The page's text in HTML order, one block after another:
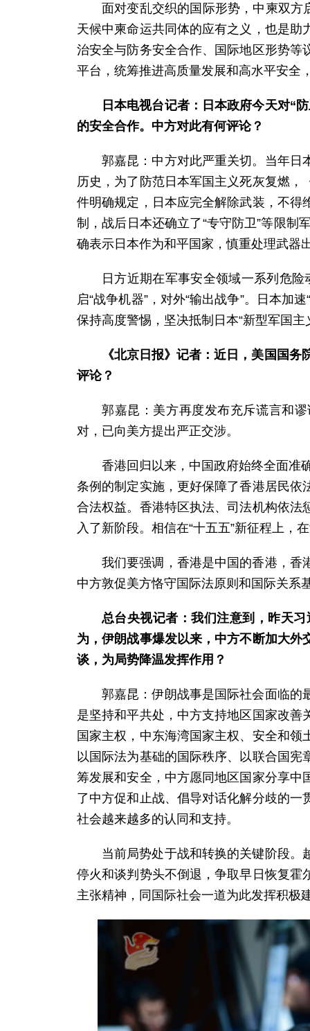
面对变乱交织的国际形势，中柬双方
天候中柬命运共同体的应有之义，也是
治安全与防务安全合作、国际地区形势
平台，统筹推进高质量发展和高水平安全
日本电视台记者：日本政府今天对“
的安全合作。中方对此有何评论？
郭嘉昆：中方对此严重关切。当年日
历史，为了防范日本军国主义死灰复燃
件明确规定，日本应完全解除武装，不
制，战后日本还确立了“专守防卫”等限
确表示日本作为和平国家，慎重处理武器
日方近期在军事安全领域一系列危险
启“战争机器”，对外“输出战争”。日本加
保持高度警惕，坚决抵制日本“新型军国主
《北京日报》记者：近日，美国国
评论？
郭嘉昆：美方再度发布充斥谎言和
对，已向美方提出严正交涉。
香港回归以来，中国政府始终全面准
条例的制定实施，更好保障了香港居民
合法权益。香港特区执法、司法机构依
入了新阶段。相信在“十五五”新征程上，
我们要强调，香港是中国的香港，香
中方敦促美方恪守国际法原则和国际关系
总台央视记者：我们注意到，昨天
为，伊朗战事爆发以来，中方不断加大
谈，为局势降温发挥作用？
郭嘉昆：伊朗战事是国际社会面临的
是坚持和平共处，中方支持地区国家改
国家主权，中东海湾国家主权、安全和
以国际法为基础的国际秩序、以联合国
筹发展和安全，中方愿同地区国家分享
了中方促和止战、倡导对话化解分歧的
社会越来越多的认同和支持。
当前局势处于战和转换的关键阶段。
停火和谈判势头不倒退，争取早日恢复
主张精神，同国际社会一道为此发挥积极